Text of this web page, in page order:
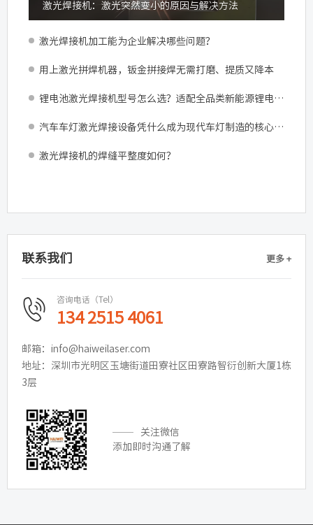
激光焊接机：激光突然变小的原因与解决方法
激光焊接机加工能为企业解决哪些问题？
用上激光拼焊机器，钣金拼接焊无需打磨、提质又降本
锂电池激光焊接机型号怎么选？适配全品类新能源锂电加工
汽车车灯激光焊接设备凭什么成为现代车灯制造的核心配置？
激光焊接机的焊缝平整度如何？
联系我们 更多 +
咨询电话（Tel）
134 2515 4061
邮箱：info@haiweilaser.com
地址：深圳市光明区玉塘街道田寮社区田寮路智衍创新大厦1栋
3层
关注微信
添加即时沟通了解